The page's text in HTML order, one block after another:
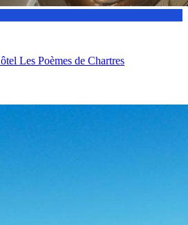
Les Poèmes de Chartres